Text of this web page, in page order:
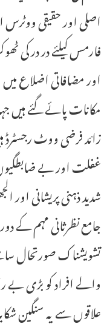
اصلی اور حقیقی
فارمس کیلئے در در کی
اور مضافاتی اضلاع
زائد فرضی ووٹ رجسٹرڈ
غفلت اور بے
شدید ذہنی پریشانی اور
جامع نظرثانی مہم
تشویشناک صورتحال
والے افراد کو بڑی بے
علاقوں سے یہ سنگین